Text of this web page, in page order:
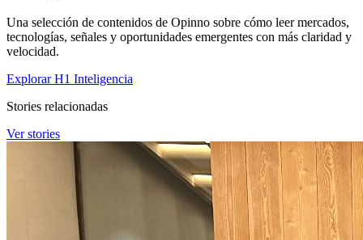
Una selección de contenidos de Opinno sobre cómo leer mercados,
tecnologías, señales y oportunidades emergentes con más claridad y
velocidad.
Explorar H1 Inteligencia
Stories relacionadas
Ver stories